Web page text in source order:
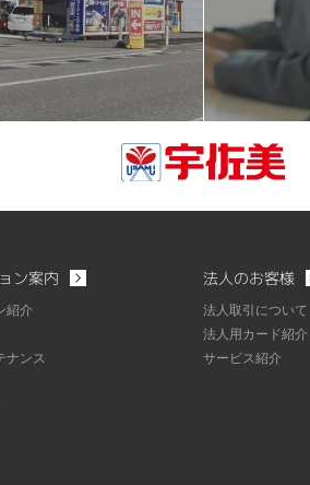
ン案内
紹介
ナンス
法人のお客様
法人取引について
法人用カード紹介
サービス紹介